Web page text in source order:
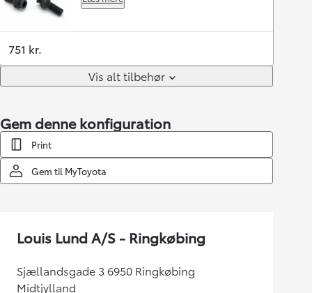
751 kr.
Vis alt tilbehør
Gem denne konfiguration
Print
Gem til MyToyota
Louis Lund A/S - Ringkøbing
Sjællandsgade 3 6950 Ringkøbing
Midtjylland